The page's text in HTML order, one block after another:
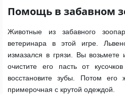
Помощь в забавном
Животные из забавного
ветеринара в этой игре.
измазался в грязи. Вы возьмете
очистите его пасть от
восстановите зубы. Потом
примерочная с крутой одеждой.